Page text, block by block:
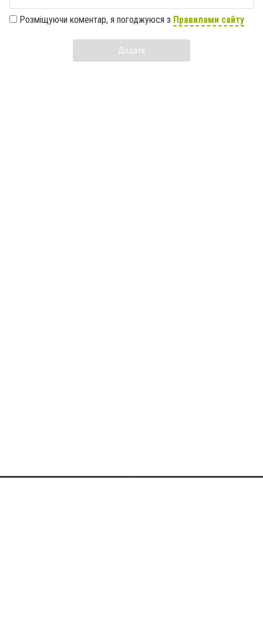
Розміщуючи коментар, я погоджуюся з Правилами сайту
Додати